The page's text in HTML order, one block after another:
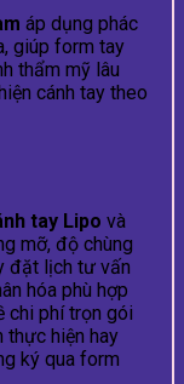
áp dụng phác
giúp form tay
thẩm mỹ lâu
cánh tay theo
tay Lipo và
mỡ, độ chùng
đặt lịch tư vấn
hóa phù hợp
chi phí trọn gói
thực hiện hay
ký qua form